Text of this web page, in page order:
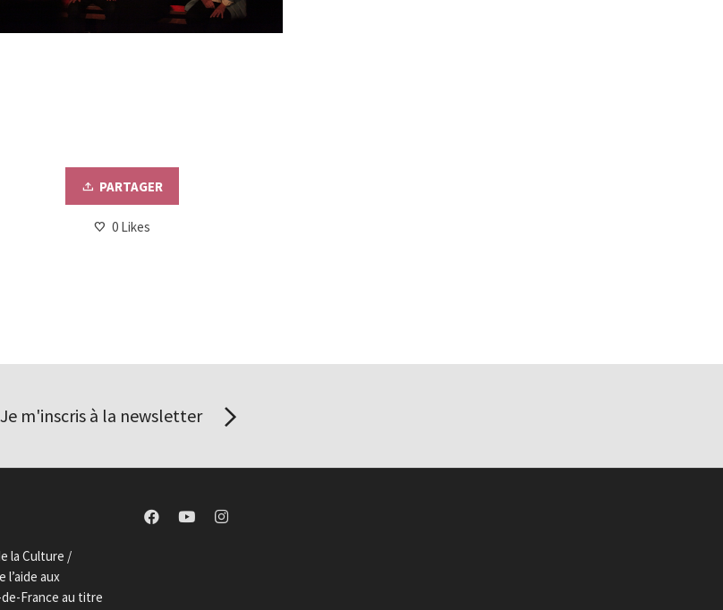
PARTAGER
0 Likes
Je m'inscris à la newsletter
la Culture /
aux
France au titre